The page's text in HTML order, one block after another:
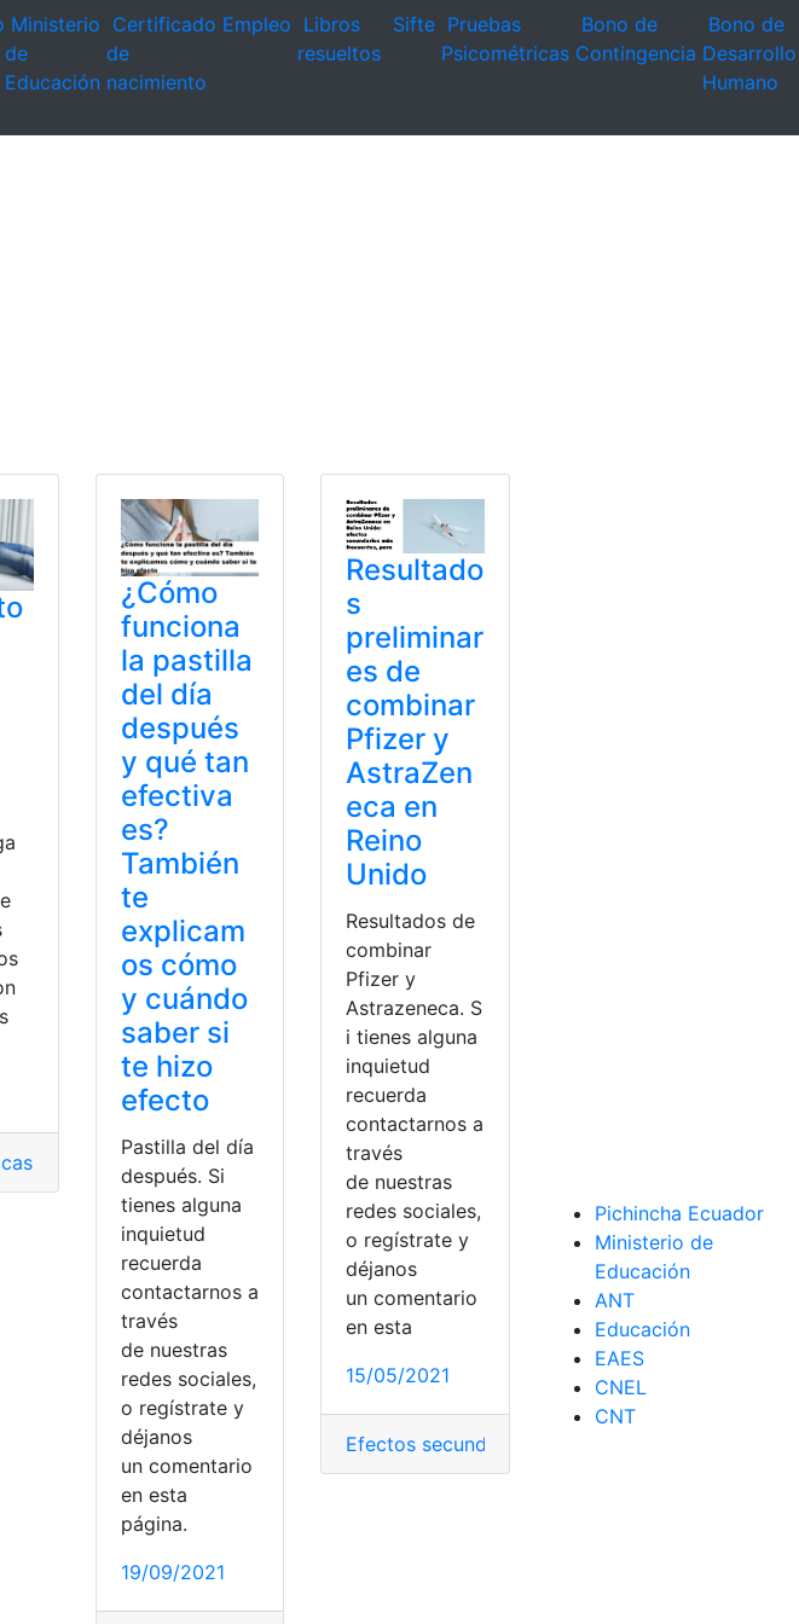
Ministerio
de
Educación
Certificado
de
nacimiento
Empleo Libros
resueltos
Sifte Pruebas
Psicométricas
Bono de
Contingencia
Bono de
Desarrollo
Humano
secundarios,Enfermedades
, Donar médula Efectos secundarios,personas aptas
¿Cómo
funciona
la pastilla
del día
después
y qué tan
efectiva
es?
También
te
explicam
os cómo
y cuándo
saber si
te hizo
efecto
Pastilla del día
después. Si
tienes alguna
inquietud
recuerda
contactarnos a
través
de nuestras
redes sociales,
o regístrate y
déjanos
un comentario
en esta
página.
19/09/2021
Resultado
s
preliminar
es de
combinar
Pfizer y
AstraZen
eca en
Reino
Unido
Resultados de
combinar
Pfizer y
Astrazeneca. S
i tienes alguna
inquietud
recuerda
contactarnos a
través
de nuestras
redes sociales,
o regístrate y
déjanos
un comentario
en esta
15/05/2021
Efectos secundarios
Pichincha Ecuador
Ministerio de
Educación
ANT
Educación
EAES
CNEL
CNT